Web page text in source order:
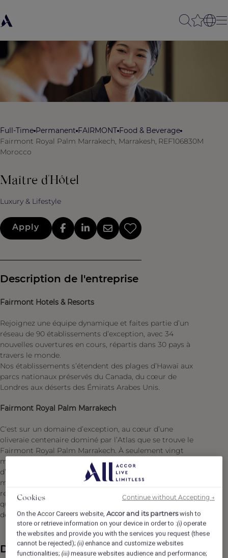
Full-Time Permanent FAIRMONT Food & Beverage
Fairmont Royal Palm Marrakech, Marrakesh,
Morocco
REF106830M
Maître d'Hôtel
Luxury & Lifestyle
Apply
Description de l'entreprise
Fairmont Hotels & Resorts
Rejoignez une équipe dynamique et faites partie d’un
réseau de 90 établissements d’exception, avec 34
nouvelles ouvertures en cours, répartis dans 30 pays à
travers le monde.
Nos établissements s’étendent des plages d’Hawaï aux
parcs nationaux préservés du Canada, du cœur de
Londres aux déserts des Émirats Arabes Unis.
Fairmont Royal Palm Marrakech
C‘est sur un domaine d’exception, au cœur d’une
oliveraie centenaire dominé par l’Atlas que se trouve le
Fairmont Royal Palm Marrakech. À seulement vingt
minutes de la vibrante « Ville Rouge », sur la route
d’Amizmiz, le Fairmont Royal Palm Marrakech propose le
meilleur : 134 clés réparties en suites et villas, trois
restaurants, un Spa d'une superficie de 3500 m2 ainsi
qu’un centre sportif avec une piscine de 2000 m2, un golf
de 18 trous et un club enfant unique.
Description du poste
Cookies
On the Accor Careers website,Accor and its partnerswish to
store or retrieve information on your device in order to :(i) operate
the websites and provide you with the services you request (these
cannot be rejected);(ii) enhance and customize websites
functionalities;(iii) measure websites audience and performance;
Continue without Accepting →